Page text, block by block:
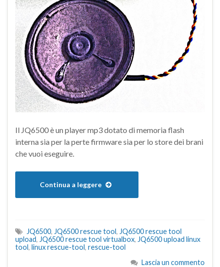
Il JQ6500 è un player mp3 dotato di memoria flash
interna sia per la perte firmware sia per lo store dei brani
che vuoi eseguire.
Continua a leggere
JQ6500, JQ6500 rescue tool, JQ6500 rescue tool
upload, JQ6500 rescue tool virtualbox, JQ6500 upload linux
tool, linux rescue-tool, rescue-tool
Lascia un commento